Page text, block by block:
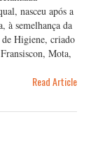
nasceu após a
à semelhança da
Higiene, criado
Mota,
Read Article